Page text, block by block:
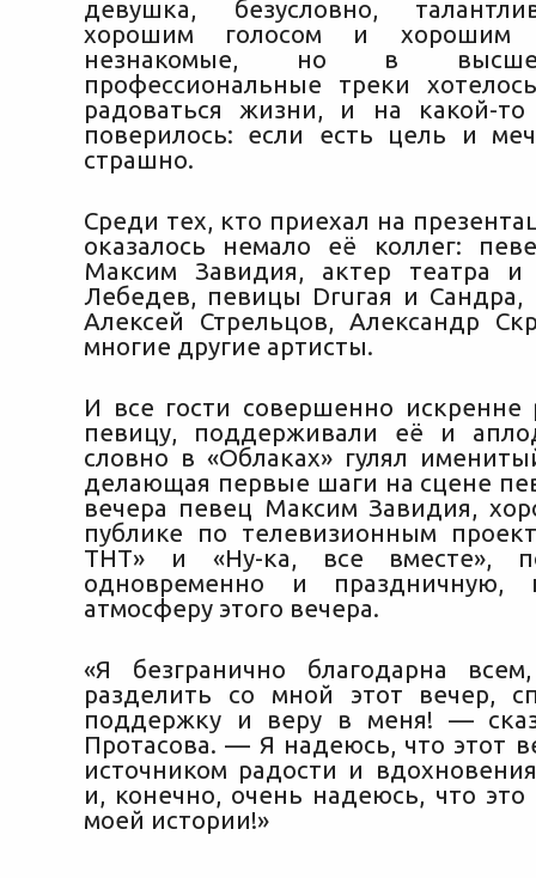
девушка, безусловно,
хорошим голосом и хорошим
незнакомые, но в
профессиональные треки
радоваться жизни, и на какой-
поверилось: если есть цель и
страшно.
Среди тех, кто приехал на
оказалось немало её коллег:
Максим Завидия, актер театра
Лебедев, певицы Druгая и
Алексей Стрельцов, Александр
многие другие артисты.
И все гости совершенно искренне
певицу, поддерживали её и
словно в «Облаках» гулял
делающая первые шаги на сцене
вечера певец Максим Завидия,
публике по телевизионным
ТНТ» и «Ну-ка, все вместе»,
одновременно и
атмосферу этого вечера.
«Я безгранично благодарна
разделить со мной этот вечер,
поддержку и веру в меня! —
Протасова. — Я надеюсь, что этот
источником радости и
и, конечно, очень надеюсь, что это
моей истории!»